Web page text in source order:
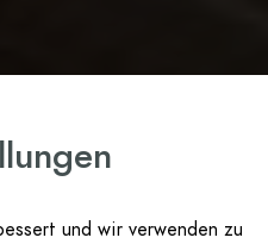
und wir verwenden zu